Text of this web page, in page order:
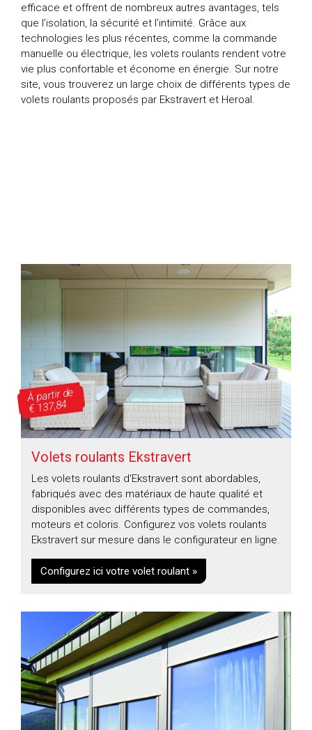
efficace et offrent de nombreux autres avantages, tels
que l’isolation, la sécurité et l’intimité. Grâce aux
technologies les plus récentes, comme la commande
manuelle ou électrique, les volets roulants rendent votre
vie plus confortable et économe en énergie. Sur notre
site, vous trouverez un large choix de différents types de
volets roulants proposés par Ekstravert et Heroal.
À partir de
€ 137,84
Volets roulants Ekstravert
Les volets roulants d'Ekstravert sont abordables,
fabriqués avec des matériaux de haute qualité et
disponibles avec différents types de commandes,
moteurs et coloris. Configurez vos volets roulants
Ekstravert sur mesure dans le configurateur en ligne.
Configurez ici votre volet roulant »